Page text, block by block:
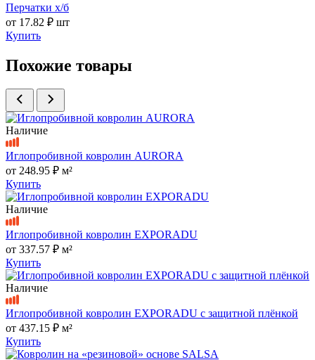
Перчатки х/б
от 17.82 ₽ шт
Купить
Похожие товары
Наличие
Иглопробивной ковролин AURORA
от 248.95 ₽ м²
Купить
Наличие
Иглопробивной ковролин EXPORADU
от 337.57 ₽ м²
Купить
Наличие
Иглопробивной ковролин EXPORADU с защитной плёнкой
от 437.15 ₽ м²
Купить